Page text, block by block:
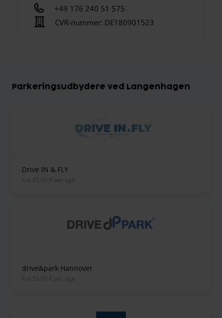
+49 176 240 51 575
CVR-nummer: DE180901523
Parkeringsudbydere ved Langenhagen
Drive IN & FLY
fra 65,00 € per uge
drive&park Hannover
fra 55,00 € per uge